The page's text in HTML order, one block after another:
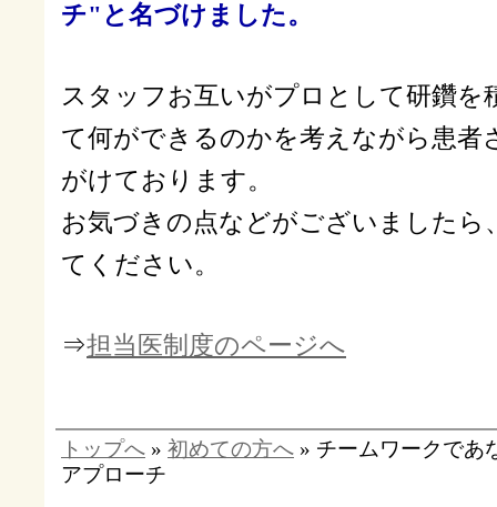
チ"と名づけました。
スタッフお互いがプロとして研鑽を
て何ができるのかを考えながら患者
がけております。
お気づきの点などがございましたら
てください。
⇒担当医制度のページへ
トップへ » 初めての方へ » チームワークであ
アプローチ